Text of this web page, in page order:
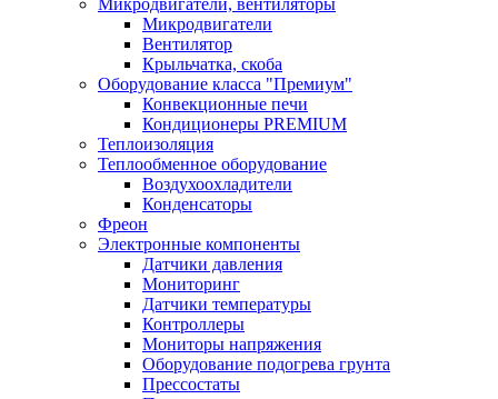
Микродвигатели, вентиляторы
Микродвигатели
Вентилятор
Крыльчатка, скоба
Оборудование класса "Премиум"
Конвекционные печи
Кондиционеры PREMIUM
Теплоизоляция
Теплообменное оборудование
Воздухоохладители
Конденсаторы
Фреон
Электронные компоненты
Датчики давления
Мониторинг
Датчики температуры
Контроллеры
Мониторы напряжения
Оборудование подогрева грунта
Прессостаты